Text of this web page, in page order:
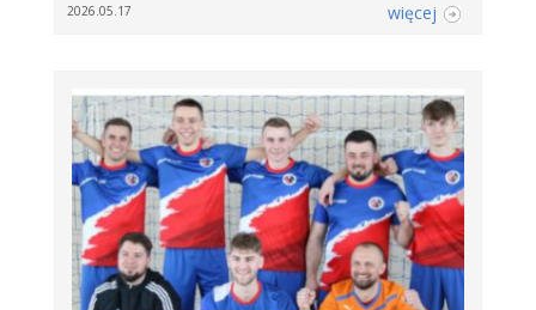
2026.05.17 więcej